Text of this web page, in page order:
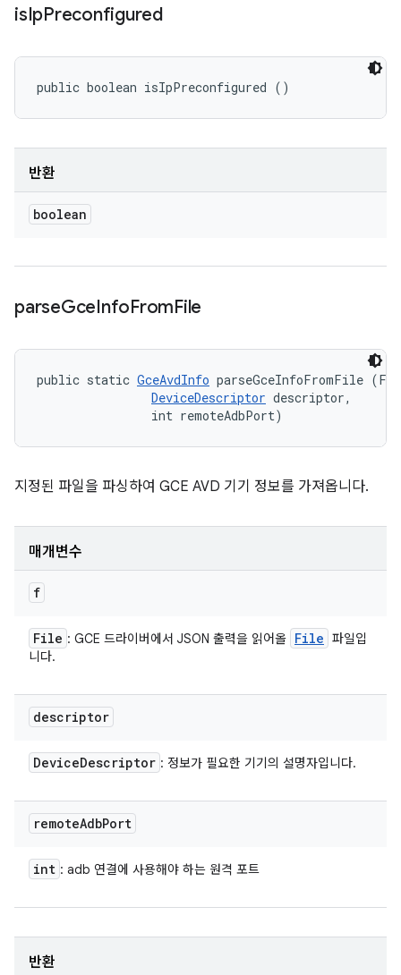
isIpPreconfigured
public boolean isIpPreconfigured ()
반환
boolean
parseGceInfoFromFile
public static GceAvdInfo parseGceInfoFromFile
DeviceDescriptor descriptor,
                int remoteAdbPort)
지정된 파일을 파싱하여 GCE AVD 기기 정보를 가져옵니다.
매개변수
f
File : GCE 드라이버에서 JSON 출력을 읽어올 File 파일입
니다.
descriptor
DeviceDescriptor : 정보가 필요한 기기의 설명자입니다.
remoteAdbPort
int : adb 연결에 사용해야 하는 원격 포트
반환